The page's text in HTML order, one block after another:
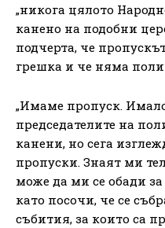
„никога цялото
канено на подобни
подчерта, че
грешка и че няма
„Имаме пропуск.
председателите на
канени, но сега
пропуски. Знаят ми
може да ми се обади за
като посочи, че се
събития, за които са